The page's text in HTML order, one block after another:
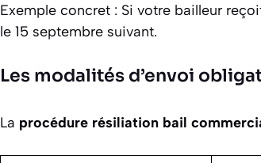
Exemple concret : Si votre bailleur
le 15 septembre suivant.
Les modalités d’envoi
La procédure résiliation bail